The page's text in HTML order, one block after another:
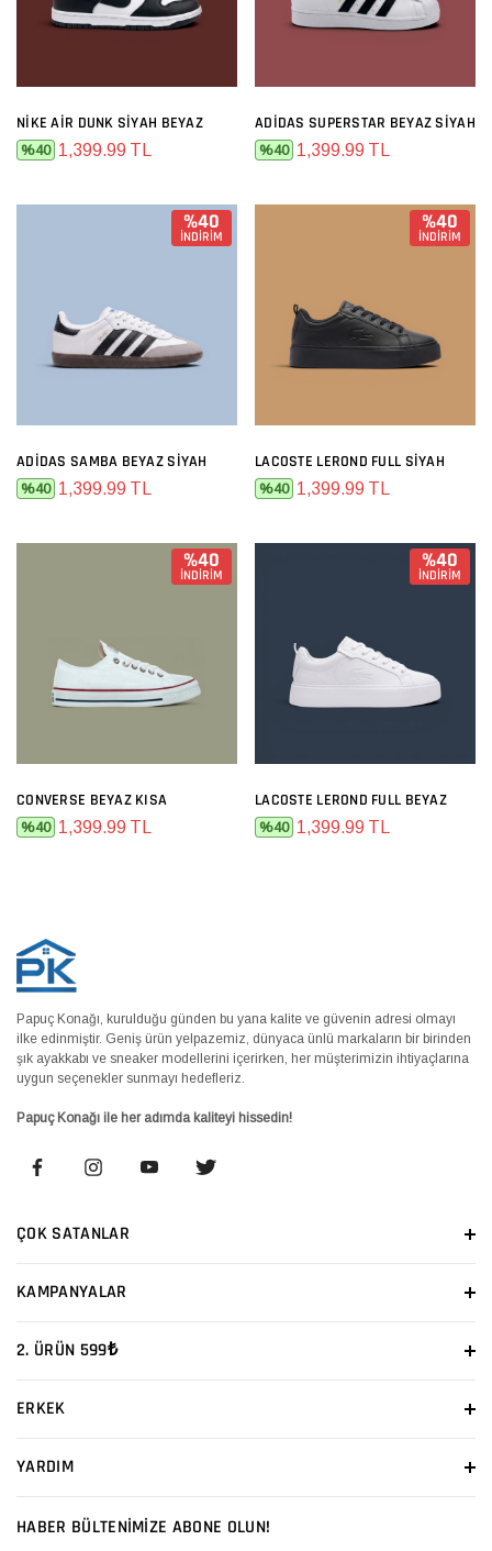
NIKE AIR DUNK SIYAH BEYAZ
%40 1,399.99 TL
ADIDAS SUPERSTAR BEYAZ SIYAH
%40 1,399.99 TL
%40
İNDİRİM
ADIDAS SAMBA BEYAZ SIYAH
%40 1,399.99 TL
%40
İNDİRİM
LACOSTE LEROND FULL SIYAH
%40 1,399.99 TL
%40
İNDİRİM
CONVERSE BEYAZ KISA
%40 1,399.99 TL
%40
İNDİRİM
LACOSTE LEROND FULL BEYAZ
%40 1,399.99 TL
Papuç Konağı, kurulduğu günden bu yana kalite ve güvenin adresi olmayı
ilke edinmiştir. Geniş ürün yelpazemiz, dünyaca ünlü markaların bir birinden
şık ayakkabı ve sneaker modellerini içerirken, her müşterimizin ihtiyaçlarına
uygun seçenekler sunmayı hedefleriz.
Papuç Konağı ile her adımda kaliteyi hissedin!
ÇOK SATANLAR
KAMPANYALAR
2. ÜRÜN 599₺
ERKEK
YARDIM
HABER BÜLTENİMİZE ABONE OLUN!